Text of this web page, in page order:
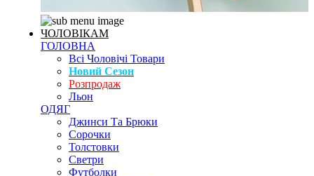
ЧОЛОВІКАМ
ГОЛОВНА
Всі Чоловічі Товари
Новий Сезон
Розпродаж
Льон
ОДЯГ
Джинси Та Брюки
Сорочки
Толстовки
Светри
Футболки